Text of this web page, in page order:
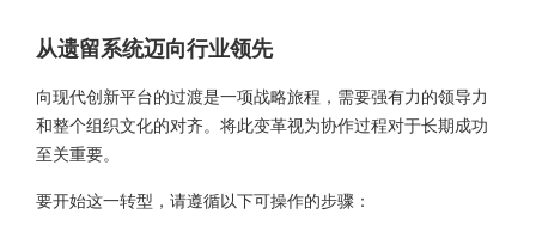
从遗留系统迈向行业领先
向现代创新平台的过渡是一项战略旅程，需要强有力的领导力
和整个组织文化的对齐。将此变革视为协作过程对于长期成功
至关重要。
要开始这一转型，请遵循以下可操作的步骤：